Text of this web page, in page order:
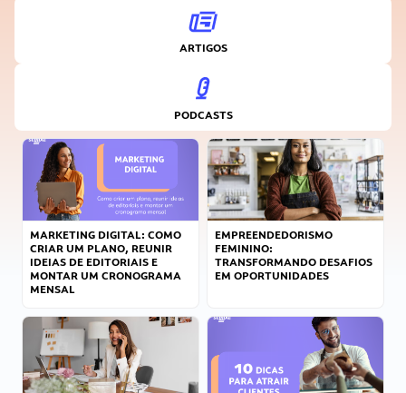
ARTIGOS
PODCASTS
MARKETING DIGITAL: COMO
CRIAR UM PLANO, REUNIR
IDEIAS DE EDITORIAIS E
MONTAR UM CRONOGRAMA
MENSAL
EMPREENDEDORISMO
FEMININO:
TRANSFORMANDO DESAFIOS
EM OPORTUNIDADES